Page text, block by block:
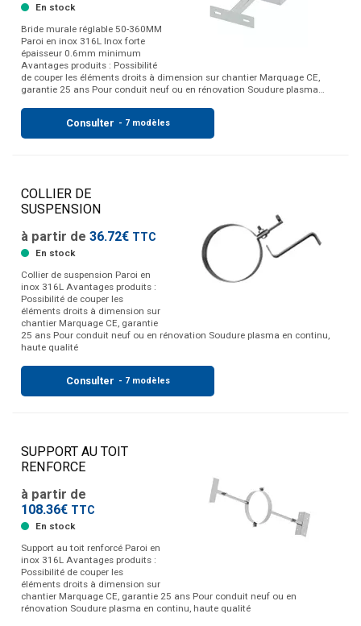
En stock
Bride murale réglable 50-360MM
Paroi en inox 316L Inox forte
épaisseur 0.6mm minimum
Avantages produits : Possibilité
de couper les éléments droits à dimension sur chantier Marquage CE,
garantie 25 ans Pour conduit neuf ou en rénovation Soudure plasma…
Consulter - 7 modèles
COLLIER DE
SUSPENSION
à partir de 36.72€ TTC
En stock
Collier de suspension Paroi en
inox 316L Avantages produits :
Possibilité de couper les
éléments droits à dimension sur
chantier Marquage CE, garantie
25 ans Pour conduit neuf ou en rénovation Soudure plasma en continu,
haute qualité
Consulter - 7 modèles
SUPPORT AU TOIT
RENFORCE
à partir de
108.36€ TTC
En stock
Support au toit renforcé Paroi en
inox 316L Avantages produits :
Possibilité de couper les
éléments droits à dimension sur
chantier Marquage CE, garantie 25 ans Pour conduit neuf ou en
rénovation Soudure plasma en continu, haute qualité